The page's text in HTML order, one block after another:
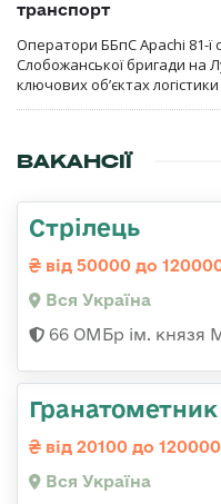
транспорт
Оператори ББпС Apachi 81-ї
Слобожанської бригади на
ключових об’єктах
ВАКАНСІЇ
Стрілець
від 50000 до
Вся Україна
66 ОМБр ім. князя
Гранатометник
від 20100 до
Вся Україна